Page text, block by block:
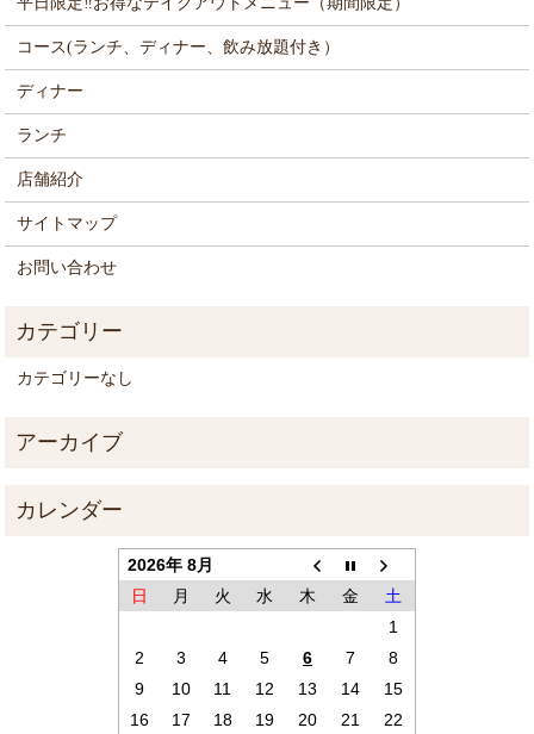
コース(ランチ、ディナー、飲み放題付き）
ディナー
ランチ
店舗紹介
サイトマップ
お問い合わせ
カテゴリーなし
2026年 8月
日
月 火 水 木 金
土
1
2
3 4 5 6 7
8
9
10 11 12 13 14
15
16
17 18 19 20 21
22